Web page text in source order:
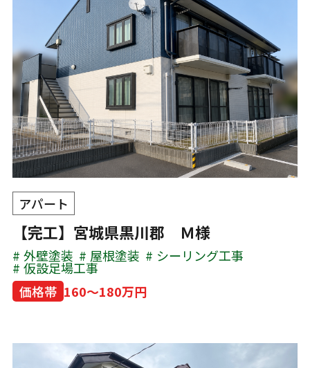
アパート
【完工】宮城県黒川郡 Ｍ様
外壁塗装 屋根塗装 シーリング工事
仮設足場工事
価格帯 160～180万円